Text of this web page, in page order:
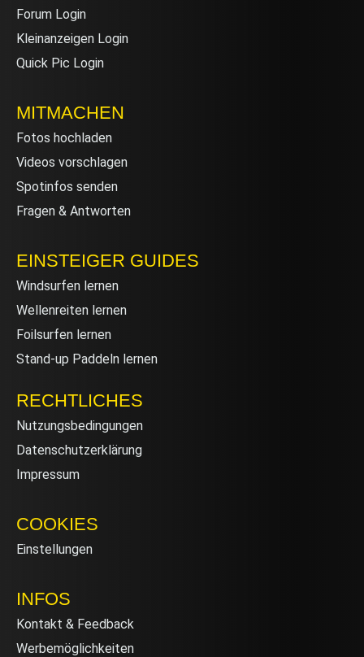
Forum Login
Kleinanzeigen Login
Quick Pic Login
MITMACHEN
Fotos hochladen
Videos vorschlagen
Spotinfos senden
Fragen & Antworten
EINSTEIGER GUIDES
Windsurfen lernen
Wellenreiten lernen
Foilsurfen lernen
Stand-up Paddeln lernen
RECHTLICHES
Nutzungsbedingungen
Datenschutzerklärung
Impressum
COOKIES
Einstellungen
INFOS
Kontakt & Feedback
Werbemöglichkeiten